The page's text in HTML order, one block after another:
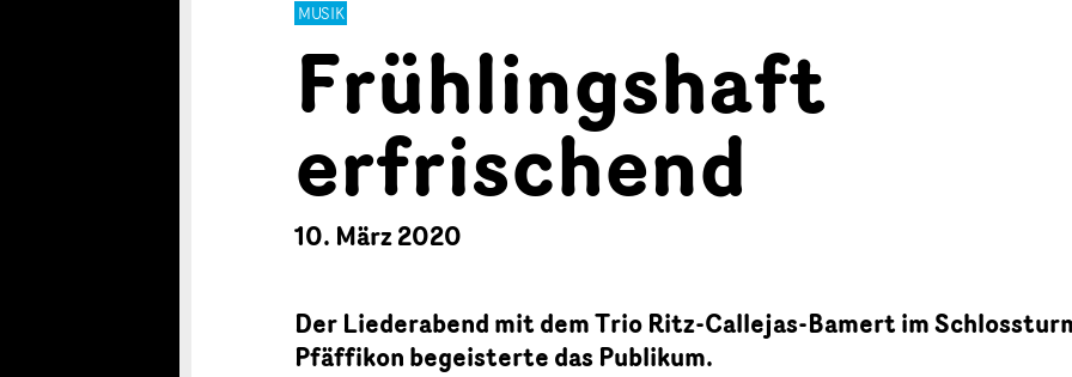
MUSIK
Frühlingshaft
erfrischend
10. März 2020
Der Liederabend mit dem Trio Ritz-Callejas-Bamert im
Pfäffikon begeisterte das Publikum.